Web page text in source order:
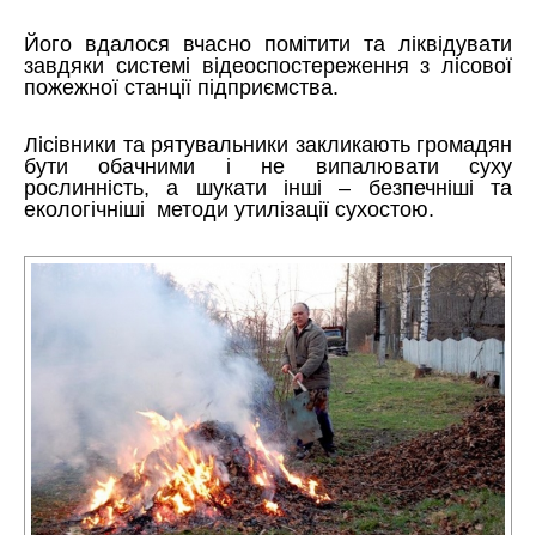
Його вдалося вчасно помітити та ліквідувати
завдяки системі відеоспостереження з лісової
пожежної станції підприємства.
Лісівники та рятувальники закликають громадян
бути обачними і не випалювати суху
рослинність, а шукати інші – безпечніші та
екологічніші методи утилізації сухостою.